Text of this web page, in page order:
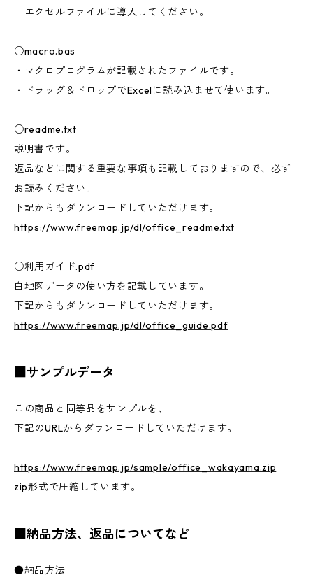
エクセルファイルに導入してください。
○macro.bas
・マクロプログラムが記載されたファイルです。
・ドラッグ＆ドロップでExcelに読み込ませて使います。
○readme.txt
説明書です。
返品などに関する重要な事項も記載しておりますので、必ず
お読みください。
下記からもダウンロードしていただけます。
https://www.freemap.jp/dl/office_readme.txt
○利用ガイド.pdf
白地図データの使い方を記載しています。
下記からもダウンロードしていただけます。
https://www.freemap.jp/dl/office_guide.pdf
■サンプルデータ
この商品と同等品をサンプルを、
下記のURLからダウンロードしていただけます。
https://www.freemap.jp/sample/office_wakayama.zip
zip形式で圧縮しています。
■納品方法、返品についてなど
●納品方法